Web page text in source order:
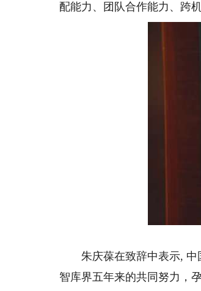
配能力、团队合作能力、跨
朱庆葆在致辞中表示, 中
智库界五年来的共同努力，